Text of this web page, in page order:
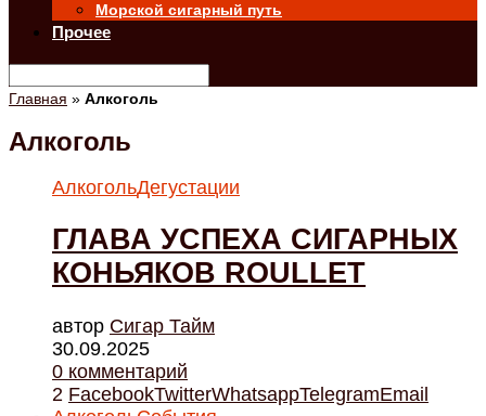
Морской сигарный путь
Прочее
Главная » Алкоголь
Алкоголь
АлкогольДегустации
ГЛАВА УСПЕХА СИГАРНЫХ
КОНЬЯКОВ ROULLET
автор Cигар Тайм
30.09.2025
0 комментарий
2 FacebookTwitterWhatsappTelegramEmail